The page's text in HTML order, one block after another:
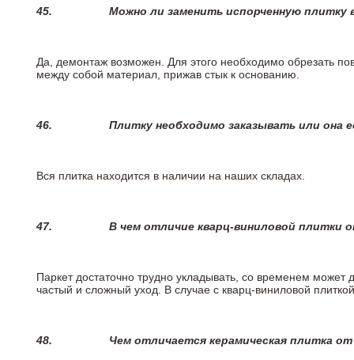
45. Можно ли заменить испорченную плитку
Да, демонтаж возможен. Для этого необходимо обрезать
между собой материал, прижав стык к основанию.
46. Плитку необходимо заказывать или она
Вся плитка находится в наличии на наших складах.
47. В чем отличие кварц-виниловой плитки
Паркет достаточно трудно укладывать, со временем
частый и сложный уход. В случае с кварц-виниловой
48. Чем отличается керамическая плитка